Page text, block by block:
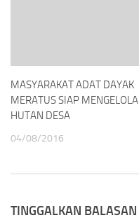
MASYARAKAT ADAT DAYAK
MERATUS SIAP MENGELOLA
HUTAN DESA
04/08/2016
TINGGALKAN BALASAN